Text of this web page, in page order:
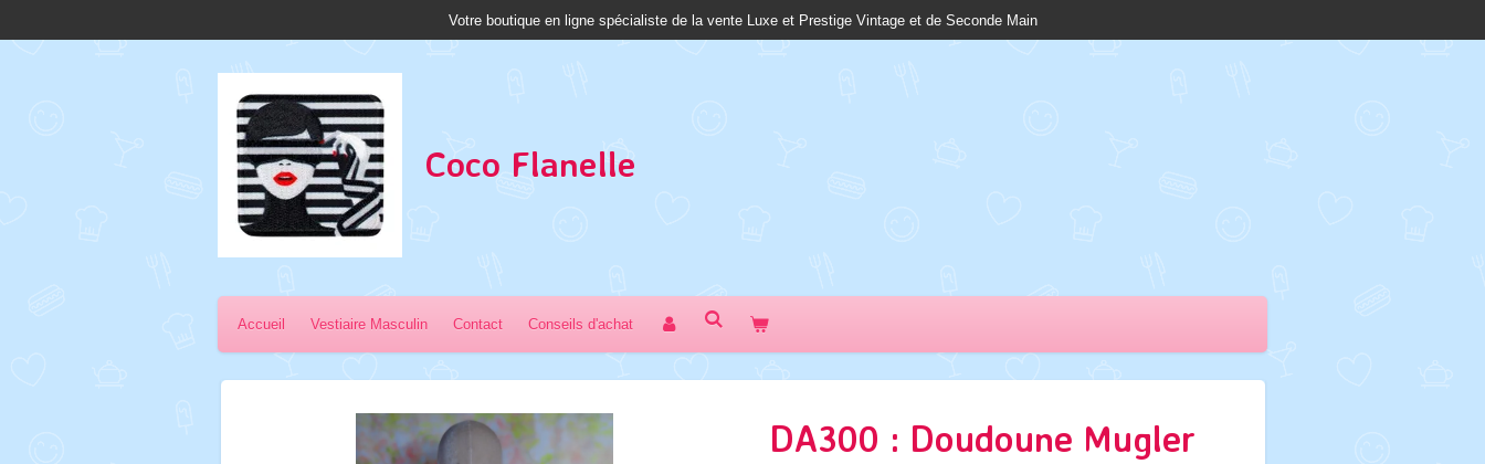
Votre boutique en ligne spécialiste de la vente Luxe et Prestige Vintage et de Seconde Main
Coco Flanelle
Accueil Vestiaire Masculin Contact Conseils d'achat
DA300 : Doudoune Mugler